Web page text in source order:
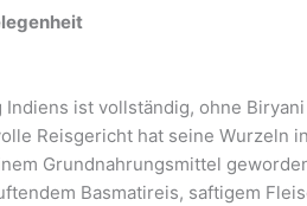
ist vollständig, ohne
Reisgericht hat seine Wurzeln
Grundnahrungsmittel
Basmatireis, saftigem